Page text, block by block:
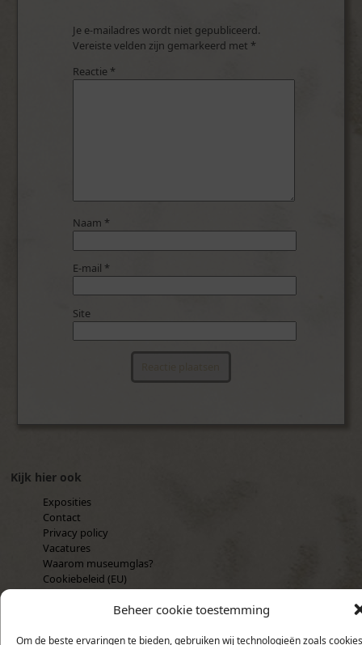
Beheer cookie toestemming
Om de beste ervaringen te bieden, gebruiken wij technologieën zoals cookies
Je e-mailadres wordt niet gepubliceerd.
Vereiste velden zijn gemarkeerd met *
Reactie *
Naam *
E-mail *
Site
Kijk hier ook
Exposities
Contact
Privacy policy
Vacatures
Waarom museumglas?
Cookiebeleid (EU)